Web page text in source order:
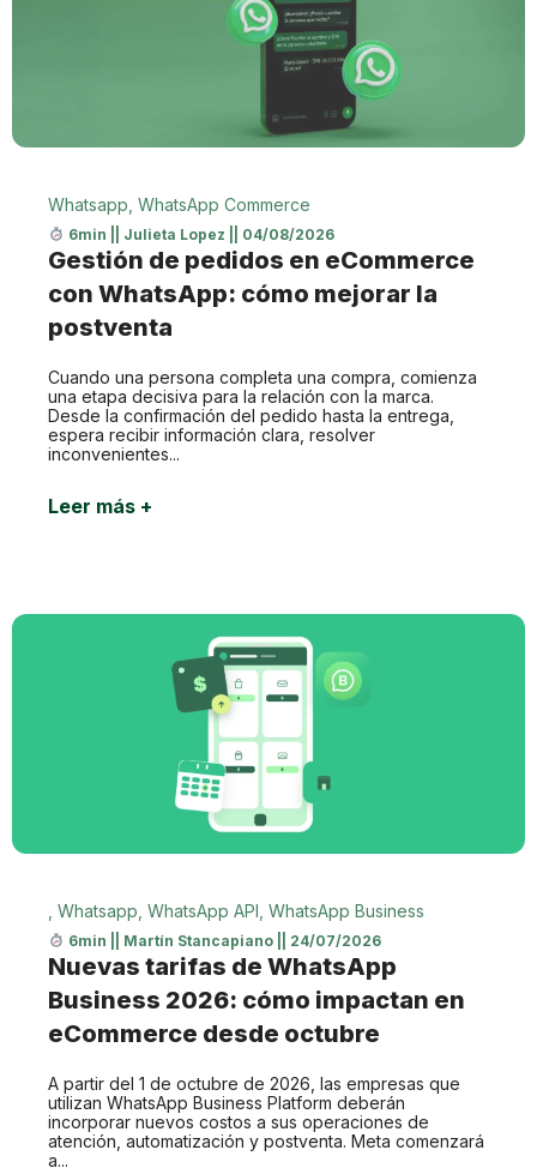
Whatsapp WhatsApp Commerce
6min Julieta Lopez 04/08/2026
Gestión de pedidos en eCommerce
con WhatsApp: cómo mejorar la
postventa
Cuando una persona completa una compra, comienza
una etapa decisiva para la relación con la marca.
Desde la confirmación del pedido hasta la entrega,
espera recibir información clara, resolver
inconvenientes...
Leer más +
Whatsapp WhatsApp API WhatsApp Business
6min Martín Stancapiano 24/07/2026
Nuevas tarifas de WhatsApp
Business 2026: cómo impactan en
eCommerce desde octubre
A partir del 1 de octubre de 2026, las empresas que
utilizan WhatsApp Business Platform deberán
incorporar nuevos costos a sus operaciones de
atención, automatización y postventa. Meta comenzará
a...